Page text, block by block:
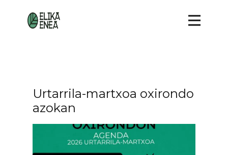
Urtarrila-martxoa oxirondo
azokan